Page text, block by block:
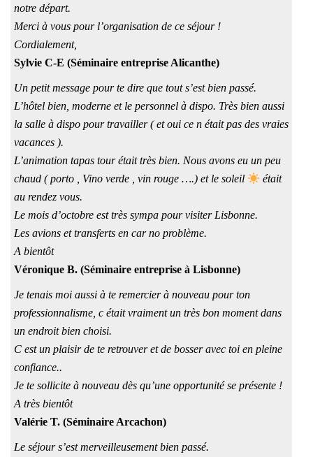
notre départ.
Merci à vous pour l’organisation de ce séjour !
Cordialement,
Sylvie C-E (Séminaire entreprise Alicanthe)
Un petit message pour te dire que tout s’est bien passé.
L’hôtel bien, moderne et le personnel à dispo. Très bien aussi
la salle à dispo pour travailler ( et oui ce n était pas des vraies
vacances ).
L’animation tapas tour était très bien. Nous avons eu un peu
chaud ( porto , Vino verde , vin rouge ….) et le soleil
était
au rendez vous.
Le mois d’octobre est très sympa pour visiter Lisbonne.
Les avions et transferts en car no problème.
A bientôt
Véronique B. (Séminaire entreprise à Lisbonne)
Je tenais moi aussi à te remercier à nouveau pour ton
professionnalisme, c était vraiment un très bon moment dans
un endroit bien choisi.
C est un plaisir de te retrouver et de bosser avec toi en pleine
confiance..
Je te sollicite à nouveau dès qu’une opportunité se présente !
A très bientôt
Valérie T. (Séminaire Arcachon)
Le séjour s’est merveilleusement bien passé.